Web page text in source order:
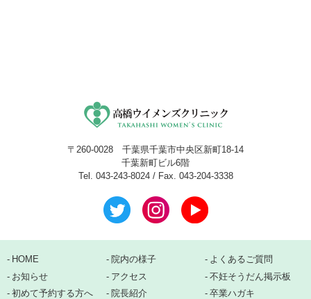
〒260-0028 千葉県千葉市中央区新町18-14
千葉新町ビル6階
Tel. 043-243-8024 / Fax. 043-204-3338
HOME
お知らせ
初めて予約する方へ
院内の様子
アクセス
院長紹介
よくあるご質問
不妊そうだん掲示板
卒業ハガキ